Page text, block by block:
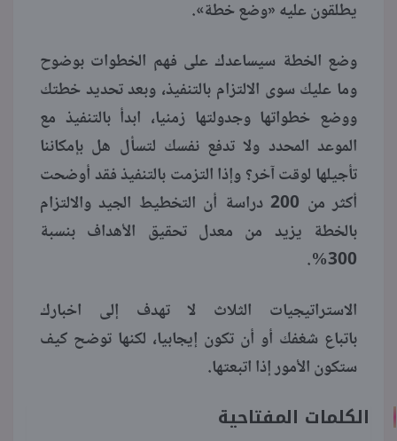
يطلقون عليه «وضع خطة».
وضع الخطة سيساعدك على فهم الخطوات بوضوح
وما عليك سوى الالتزام بالتنفيذ، وبعد تحديد خطتك
ووضع خطواتها وجدولتها زمنيا، ابدأ بالتنفيذ مع
الموعد المحدد ولا تدفع نفسك لتسأل هل بإمكاننا
تأجيلها لوقت آخر؟ وإذا التزمت بالتنفيذ فقد أوضحت
أكثر من 200 دراسة أن التخطيط الجيد والالتزام
بالخطة يزيد من معدل تحقيق الأهداف بنسبة
300%.
الاستراتيجيات الثلاث لا تهدف إلى اخبارك
باتباع شغفك أو أن تكون إيجابيا، لكنها توضح كيف
ستكون الأمور إذا اتبعتها.
الكلمات المفتاحية